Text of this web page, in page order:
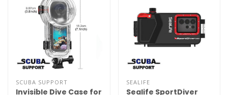
SCUBA SUPPORT
Invisible Dive Case for
SEALIFE
Sealife SportDiver